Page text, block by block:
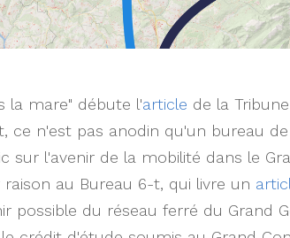
la mare" débute l'article de la
ce n'est pas anodin qu'un bureau
sur l'avenir de la mobilité dans le
au Bureau 6-t, qui livre un
possible du réseau ferré du Grand